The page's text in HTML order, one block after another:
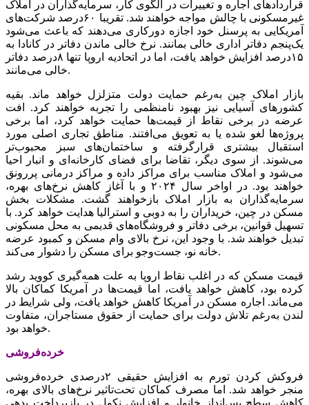
قراردادهای اجاره و تغییرات در الگوی کار، سرمایه‌گذاران در املاک
غیرمسکونی با چالش مواجه خواهند شد. تقریبا ۶۰‌درصد شرکت‌های
آمریکایی به پرسنل خود اجازه دورکاری می‌دهند که باعث می‌شود
یک‌‌‌پنجم دفاتر اداری خالی بمانند. نرخ خالی ماندن دفاتر در کانادا به
۱۵‌درصد افزایش خواهد یافت، اما در اتحادیه اروپا تنها ۸‌درصد دفاتر
خالی می‌‌‌مانند.
بازار املاک چین به‌‌‌‌‌‌رغم حمایت دولت متزلزل خواهد ماند. بقیه
کشورهای آسیایی نیز بهبود نامنظمی را تجربه خواهند کرد. افت
عرضه در برخی نقاط از قیمت‌ها حمایت خواهد کرد، اما برخی
پروژه‌‌‌‌‌‌ها لغو شده یا به تعویق می‌‌‌افتند. مناطق تجاری اصلی مورد
استقبال بیشتری قرارگرفته و ساختمان‌‌‌های سبز محبوب‌‌‌تر
می‌‌‌شوند. از سوی دیگر، تقاضا برای فضای کارخانه‌‌‌ای و انبار احیا
می‌شود و املاک مناسب برای مراکز داده و مراکز درمانی پررونق
خواهند بود. در اواخر سال ۲۰۲۴ و با آغاز کاهش نرخ‌های بهره،
سرمایه‌گذاران به بازار املاک بازخواهند گشت. مشکلات بخش
مسکن در چین، خریداران را به دوبی و استرالیا هدایت خواهد کرد. با
تسهیل قوانین، برخی دفاتر و فروشگاه‌‌‌های قدیمی به محل مسکونی
تبدیل خواهند شد. با وجود این، نرخ بالای وام مسکن و کمبود عرضه
خانه نو، جست‌‌‌وجو برای مسکن را دشوار می‌کند.
قیمت مسکن که در اغلب نقاط اروپا به علت همه‌گیری کووید رشد
کرده بود، کاهش خواهد یافت، اما قیمت‌ها در آمریکا کماکان بالا
می‌‌‌ماند. اجاره مسکن در آمریکا کاهش خواهد یافت، ولی شرایط در
لندن به‌رغم تلاش دولت برای حمایت از حقوق مستاجران، متفاوت
خواهد بود.
خرده‌‌‌فروشی
فروکش کردن تورم به افزایش حقیقی ۲درصدی خرده‌‌‌فروشی
منجر خواهد شد. اما مصرف‌‌‌ کماکان تحت‌تاثیر نرخ‌های بالای بهره،
کاهش سطح پس‌‌‌انداز خانوار و افزایش نکول در بازپرداخت بدهی‌‌‌